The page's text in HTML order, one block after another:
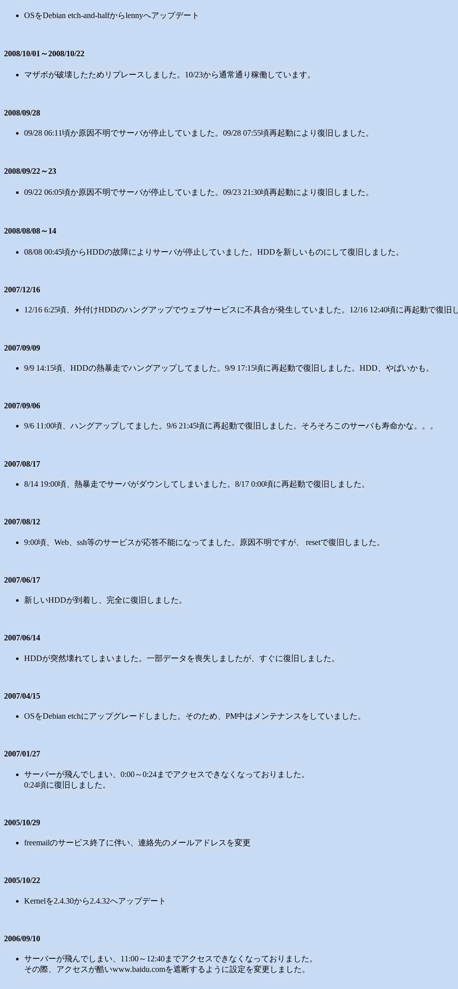
OSをDebian etch-and-halfからlennyへアップデート
2008/10/01～2008/10/22
マザボが破壊したためリプレースしました。10/23から通常通り稼働しています。
2008/09/28
09/28 06:11頃か原因不明でサーバが停止していました。09/28 07:55頃再起動により復旧しました。
2008/09/22～23
09/22 06:05頃か原因不明でサーバが停止していました。09/23 21:30頃再起動により復旧しました。
2008/08/08～14
08/08 00:45頃からHDDの故障によりサーバが停止していました。HDDを新しいものにして復旧しました。
2007/12/16
12/16 6:25頃、外付けHDDのハングアップでウェブサービスに不具合が発生していました。12/16 12:40頃に再起動で復旧
2007/09/09
9/9 14:15頃、HDDの熱暴走でハングアップしてました。9/9 17:15頃に再起動で復旧しました。HDD、やばいかも。
2007/09/06
9/6 11:00頃、ハングアップしてました。9/6 21:45頃に再起動で復旧しました。そろそろこのサーバも寿命かな。。。
2007/08/17
8/14 19:00頃、熱暴走でサーバがダウンしてしまいました。8/17 0:00頃に再起動で復旧しました。
2007/08/12
9:00頃、Web、ssh等のサービスが応答不能になってました。原因不明ですが、 resetで復旧しました。
2007/06/17
新しいHDDが到着し、完全に復旧しました。
2007/06/14
HDDが突然壊れてしまいました。一部データを喪失しましたが、すぐに復旧しました。
2007/04/15
OSをDebian etchにアップグレードしました。そのため、PM中はメンテナンスをしていました。
2007/01/27
サーバーが飛んでしまい、0:00～0:24までアクセスできなくなっておりました。
0:24頃に復旧しました。
2005/10/29
freemailのサービス終了に伴い、連絡先のメールアドレスを変更
2005/10/22
Kernelを2.4.30から2.4.32へアップデート
2006/09/10
サーバーが飛んでしまい、11:00～12:40までアクセスできなくなっておりました。
その際、アクセスが酷いwww.baidu.comを遮断するように設定を変更しました。